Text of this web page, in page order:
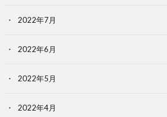
2022年7月
2022年6月
2022年5月
2022年4月